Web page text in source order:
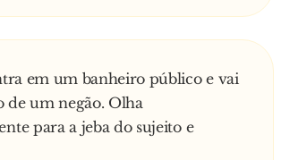
meus óculos cor-de-rosa são de
em um banheiro público e vai
de um negão. Olha
para a jeba do sujeito e